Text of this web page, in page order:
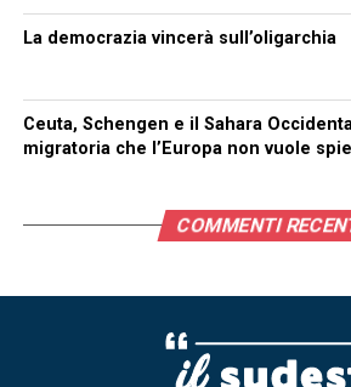
La democrazia vincerà sull’oligarchia
Ceuta, Schengen e il Sahara
migratoria che l’Europa non vuole
COMMENTI